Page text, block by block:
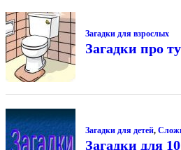
Загадки для взрослых
Загадки про
Загадки для детей,
Загадки для